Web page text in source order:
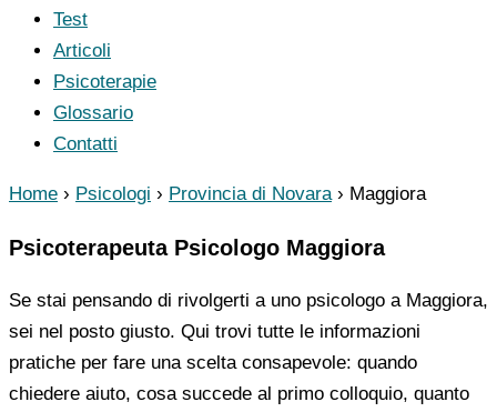
Test
Articoli
Psicoterapie
Glossario
Contatti
Home › Psicologi › Provincia di Novara › Maggiora
Psicoterapeuta Psicologo Maggiora
Se stai pensando di rivolgerti a uno psicologo a Maggiora,
sei nel posto giusto. Qui trovi tutte le informazioni
pratiche per fare una scelta consapevole: quando
chiedere aiuto, cosa succede al primo colloquio, quanto